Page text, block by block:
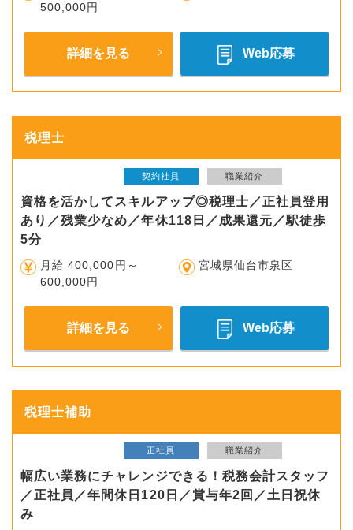
500,000円
詳細を見る Web応募
税理士
契約社員 職業紹介
資格を活かしてスキルアップ◎税理士／正社員登用
あり／残業少なめ／年休118日／成果還元／駅徒歩
5分
月給 400,000円～
600,000円
宮城県仙台市泉区
詳細を見る Web応募
税理士補助
正社員 職業紹介
幅広い業務にチャレンジできる！税務会計スタッフ
／正社員／年間休日120日／賞与年2回／土日祝休
み